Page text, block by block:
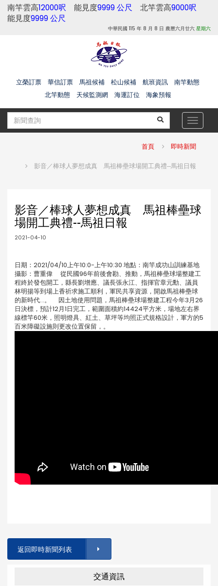
南竿雲高12000呎 能見度9999 公尺 北竿雲高9000呎
能見度9999 公尺
中華民國 115 年 8 月 8 日 農曆六月廿六 星期六
立榮訂票 華信訂票 馬祖候補 松山候補 航班資訊
南竿動態
北竿動態
天候監測網 海運訂位 海象預報
Toggle
首頁 即時新聞
影音／棒球人夢想成真 馬祖棒壘球場開工典禮--馬祖日報
影音／棒球人夢想成真 馬祖棒壘球
場開工典禮--馬祖日報
2021-04-10
日期：2021/04/10上午10:0-上午10:30 地點：南竿成功山訓練基地
攝影：曹重偉 從民國96年前後會勘、推動，馬祖棒壘球場整建工
程終於發包開工，縣長劉增應、議長張永江、指揮官章元勳、議員
林明揚等到場上香祈求施工順利，軍民共享資源，開啟馬祖棒壘球
的新時代…。 因土地使用問題，馬祖棒壘球場整建工程今年3月26
日決標，預計12月1日完工，範圍面積約14424平方米，場地左右界
線標竿60米，照明燈具、紅土、草坪等均照正式規格設計，軍方的5
百米障礙設施則更改位置保留，。
返回即時新聞列表
交通資訊